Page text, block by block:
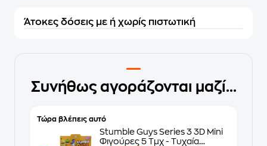
Άτοκες δόσεις με ή χωρίς πιστωτική
Συνήθως αγοράζονται μαζί...
Τώρα βλέπεις αυτό
Stumble Guys Series 3 3D Mini
Φιγούρες 5 Τμχ - Τυχαία